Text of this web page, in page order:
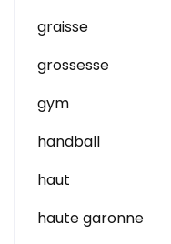
graisse
grossesse
gym
handball
haut
haute garonne